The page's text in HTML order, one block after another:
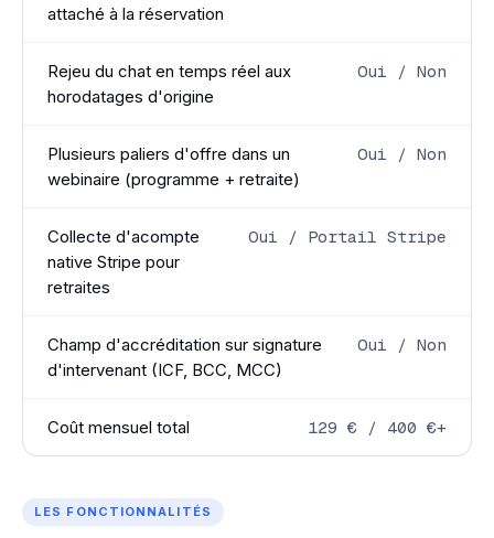
attaché à la réservation
Rejeu du chat en temps réel aux
horodatages d'origine
Oui / Non
Plusieurs paliers d'offre dans un
webinaire (programme + retraite)
Oui / Non
Collecte d'acompte
native Stripe pour
retraites
Oui / Portail Stripe
Champ d'accréditation sur signature
d'intervenant (ICF, BCC, MCC)
Oui / Non
Coût mensuel total 129 € / 400 €+
LES FONCTIONNALITÉS